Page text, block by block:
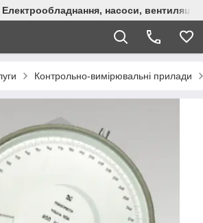
насоси, вентиляція,
Контрольно-вимірювальні прилади